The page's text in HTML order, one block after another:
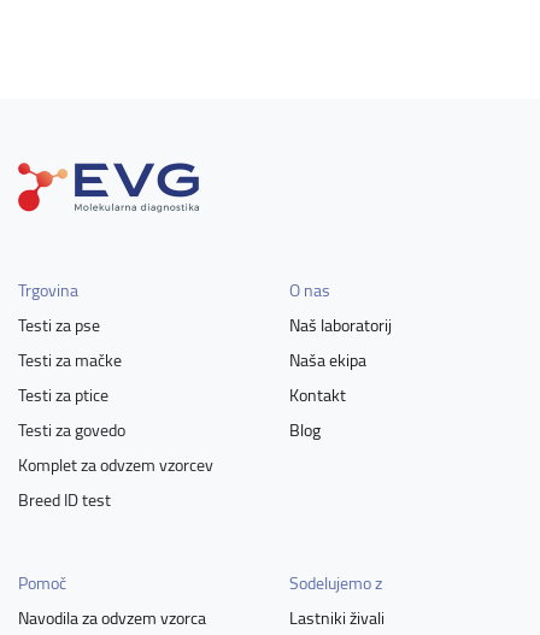
Trgovina
Testi za pse
Testi za mačke
Testi za ptice
Testi za govedo
Komplet za odvzem vzorcev
Breed ID test
O nas
Naš laboratorij
Naša ekipa
Kontakt
Blog
Pomoč
Navodila za odvzem vzorca
Sodelujemo z
Lastniki živali